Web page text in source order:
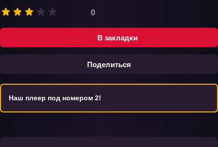
В закладки
Поделиться
0
Наш плеер под номером 2!